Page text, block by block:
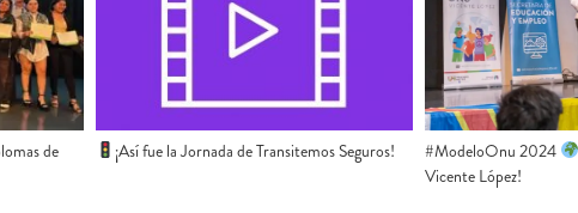
de
¡Así fue la Jornada de Transitemos Seguros! #ModeloOnu 2024
Vicente López!